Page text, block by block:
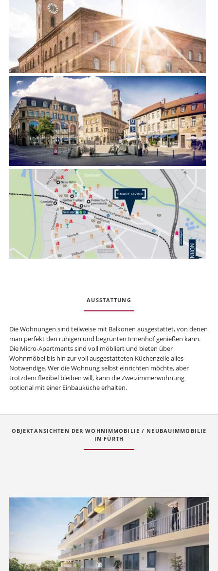
AUSSTATTUNG
Die Wohnungen sind teilweise mit Balkonen ausgestattet, von denen
man perfekt den ruhigen und begrünten Innenhof genießen kann.
Die Micro-Apartments sind voll möbliert und bieten über
Wohnmöbel bis hin zur voll ausgestatteten Küchenzeile alles
Notwendige. Wer die Wohnung selbst einrichten möchte, aber
trotzdem flexibel bleiben will, kann die Zweizimmerwohnung
optional mit einer Einbauküche erhalten.
OBJEKTANSICHTEN DER WOHNIMMOBILIE / NEUBAUIMMOBILIE
IN FÜRTH